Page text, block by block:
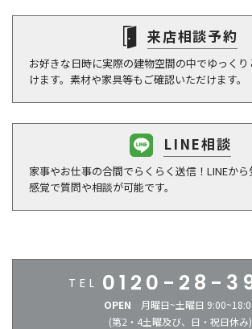
来店相談予約
お好きな日時に実際の建物空間の中でゆっく
けます。素材や家具等もご確認いただけます。
LINE相談
家事やお仕事の合間でらくらく送信！LINEか
感覚で質問や相談が可能です。
0120-28-
OPEN
月曜日~土曜日
(第2・4土曜及び、日・祝日休み)